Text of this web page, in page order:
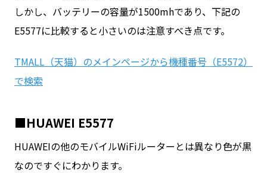
しかし、バッテリーの容量が1500mhであり、下記の
E5577に比較すると小さいのは注意すべき点です。
TMALL（天猫）のメインページから機種番号（E5572）
で検索
■HUAWEI E5577
HUAWEIの他のモバイルWiFiルーターとは異なり色が黒
なのですぐにわかります。